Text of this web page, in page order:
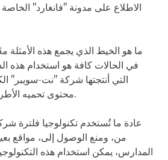
الاطلاع على مدونة "فانغارد"
ما هو الخيط الذي يجمع هذه
في الحالات كافة هو استخدام هذه
التي أنتجتها شركة "نت-سويبر"
محتوى تحميه الأطر الدولية لحقوق الإنسان.
عادة ما تُستخدم تكنولوجيا فلترة
من، ومنع الوصول إلى، مواقع
المدارس، يمكن استخدام هذه